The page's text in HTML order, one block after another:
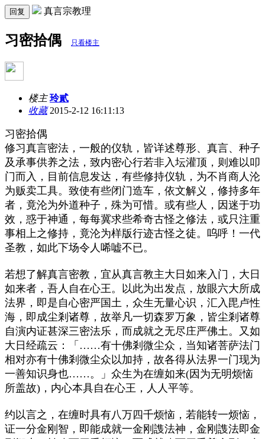
回复 真言宗教理
习密拾偶 只看楼主
楼主 玲貳
收藏2015-2-12 16:11:13
习密拾偶
修习真言密法，一般的仪轨，皆详述尊形、真言、种子
及承事供养之法，致内密心行若非入坛灌顶，则难以叩
门而入，目前信息发达，有些修持仪轨，为不肖商人沦
为贩卖工具。致使有些闭门造车，依文解义，修持多年
者，竟沦为外道种子，殊为可惜。或有些人，因迷于功
效，惑于神通，每每冀求些希奇古怪之修法，或只注重
事相上之修持，竟沦为样版行迹古怪之徒。呜呼！一代
圣教，如此下场令人唏嘘不已。
若想了解真言密教，宜从真言教主大日如来入门，大日
如来者，吾人自在心王。以此为出发点，放眼六大所成
法界，即是自心密严国土，众生无量心识，汇入毘卢性
海，即成尘剎诸尊，故举凡一切森罗万象，皆尘剎诸尊
自演内证甚深三密法乐，而成就之无尽庄严佛土。又如
大日经疏云：「……有十佛剎微尘众，当知诸菩萨法门
相对亦有十佛剎微尘众以加持，故各得从法界一门现为
一善知识身也……。」众生为在缠如来(因为无明烦恼
所盖故) ，内心本具自在心王，人人平等。
约以言之，在缠时具有八万四千烦恼，若能转一烦恼，
证一分金刚智，即能成就一金刚謢法神，金刚謢法即金